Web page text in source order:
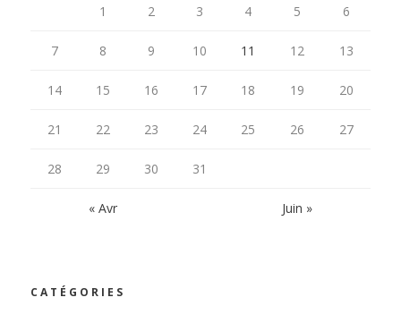
« Avr Juin »
1 2 3 4 5 6
7 8 9 10 11 12 13
14 15 16 17 18 19 20
21 22 23 24 25 26 27
28 29 30 31
CATÉGORIES